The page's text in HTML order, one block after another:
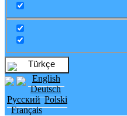
Türkçe
English
Deutsch
Русский Polski
Français